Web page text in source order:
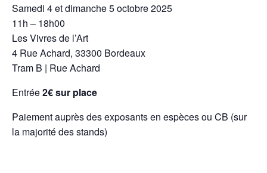
Samedi 4 et dimanche 5 octobre 2025
11h – 18h00
Les Vivres de l’Art
4 Rue Achard, 33300 Bordeaux
Tram B | Rue Achard
Entrée2€ sur place
Paiement auprès des exposants en espèces ou CB (sur
la majorité des stands)